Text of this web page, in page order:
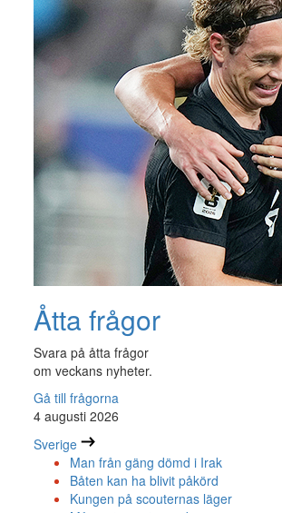
Åtta frågor
Svara på åtta frågor
om veckans nyheter.
Gå till frågorna
4 augusti 2026
Sverige
Man från gäng dömd i Irak
Båten kan ha blivit påkörd
Kungen på scouternas läger